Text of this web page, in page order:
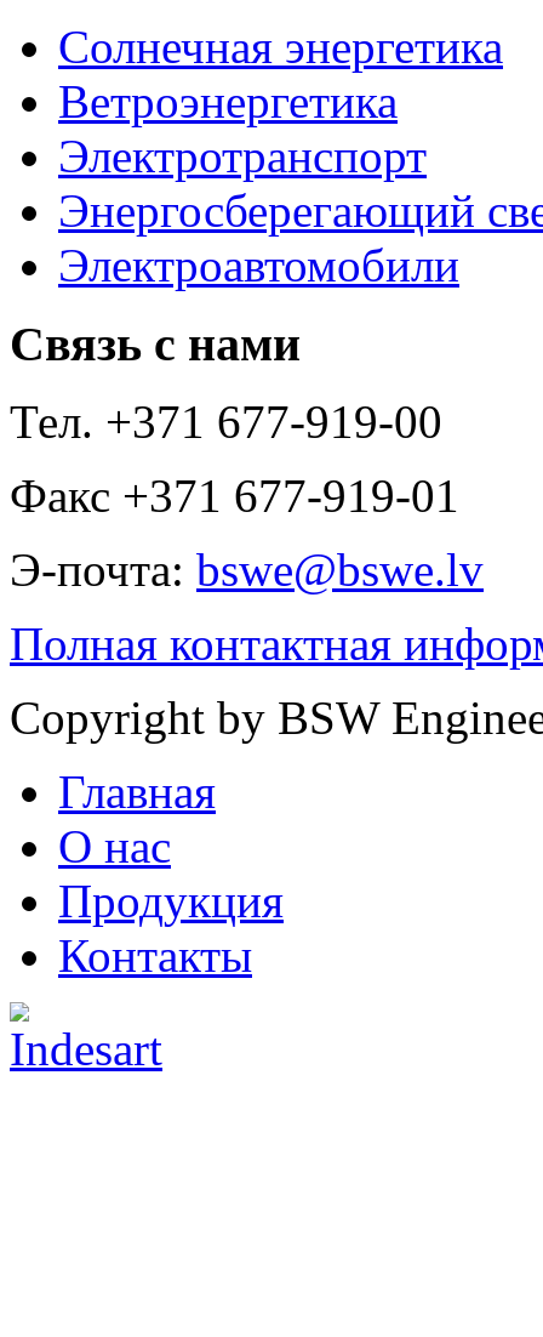
Солнечная энергетика
Ветроэнергетика
Электротранспорт
Энергосберегающий
Электроавтомобили
Связь с нами
Тел. +371 677-919-00
Факс +371 677-919-01
Э-почта: bswe@bswe.lv
Полная контактная
Copyright by BSW
Главная
О нас
Продукция
Контакты